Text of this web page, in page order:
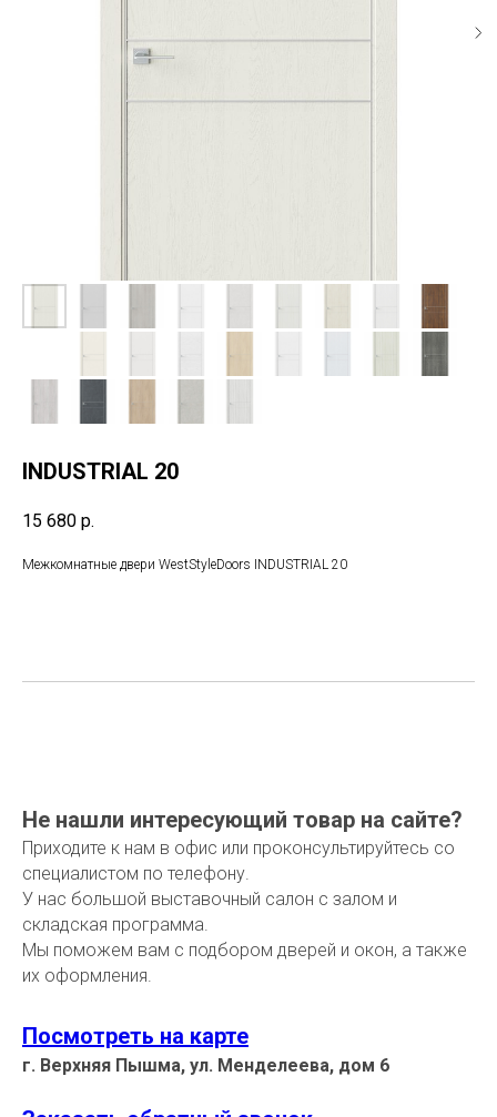
INDUSTRIAL 20
15 680 р.
Межкомнатные двери WestStyleDoors INDUSTRIAL 20
Не нашли интересующий товар на сайте?
Приходите к нам в офис или проконсультируйтесь со
специалистом по телефону.
У нас большой выставочный салон с залом и
складская программа.
Мы поможем вам с подбором дверей и окон, а также
их оформления.
Посмотреть на карте
г. Верхняя Пышма, ул. Менделеева, дом 6